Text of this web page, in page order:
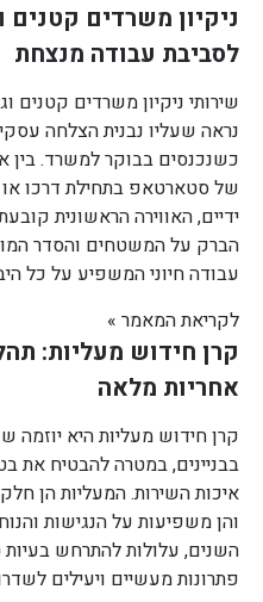
ניקיון משרדים קטנים
לסביבת עבודה מנצחת
שירותי ניקיון משרדים קטנים
נראה שעליו נבנית הצלחה
כשנכנסים בבוקר למשרד. בין
של סטארטאפ בתחילת דרכו
ידיים, האווירה הראשונית
הברק על המשטחים והסדר
עבודה חיוני המשפיע על כל
לקריאת המאמר »
קרן חידוש מעליות:
אחריות מלאה
קרן חידוש מעליות היא יוזמה
בבניינים, במטרה להבטיח את
איכות השירות. המעליות הן
והן משפיעות על הנגישות
השנים, עלולות להתרחש בעיות
פתרונות מעשיים ויעילים